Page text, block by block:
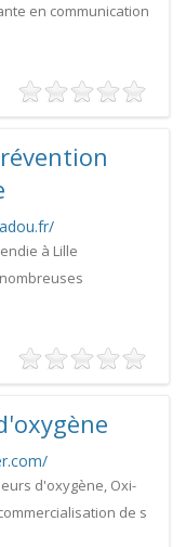
en communication
à Lille
d'oxygène, Oxi-
de s